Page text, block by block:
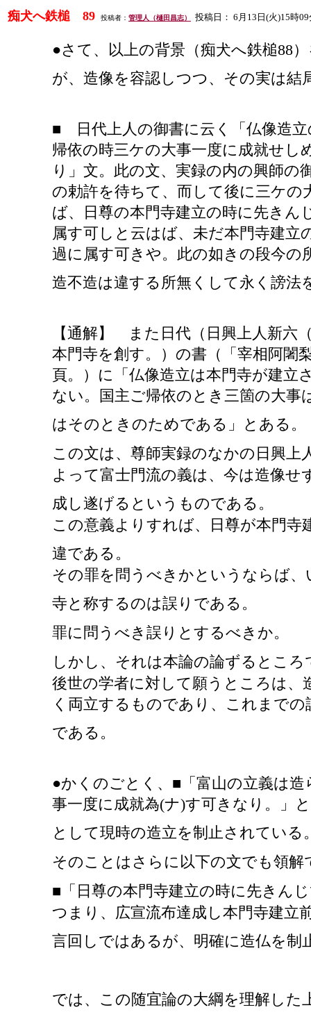
痴犬へ鉄槌 89 投稿者： 管理人（樋田昌志） 投稿日： 6 月 13 日 (火)15時09
●さて、以上の背景（痴犬へ鉄槌88
が、造像を容認しつつ、その実は
■ 日代上人の御書に云く「仏像造立
帰依の時三ケの大事一度に成就せし
り」文。此の文、実録の内の興師
の勅許を待ちて、而して後に三ケの
ば、日尊の本門寺建立の時に先きん
属す可しと云はば、未だ本門寺建立
過に属す可きや。此の如きの段今の
造不造は違する所無くして永く謗法
【通解】 また日代（日興上人新六
本門寺を創す。）の書（「宰相阿闍
頁。）に「仏像造立は本門寺が建立
ない。国主ご帰依のとき三箇の大
はそのときのためである」とある。
この文は、尊師実録のなかの日興上
よって富士門流の義は、今は造像せ
成し遂げるというものである。
この意義よりすれば、日尊が本門
違である。
その罪を問うべきかというならば
寺と称するのは誤りである。
罪に問うべき誤りとするべきか。
しかし、それは本論の論ずるところ
後世の学者に対して願うところは、
く両立するものであり、これまで
である。
●かくのごとく、■「富山の立義は
事一度に成就為(ナ)す可きなり。」
として現時の造立を制止されている
そのことはさらに以下の文でも領解
■「日尊の本門寺建立の時に先きん
つまり、広宣流布達成し本門寺建立
言回しではあるが、明確に造仏を制
では、この随宜論の大綱を理解した